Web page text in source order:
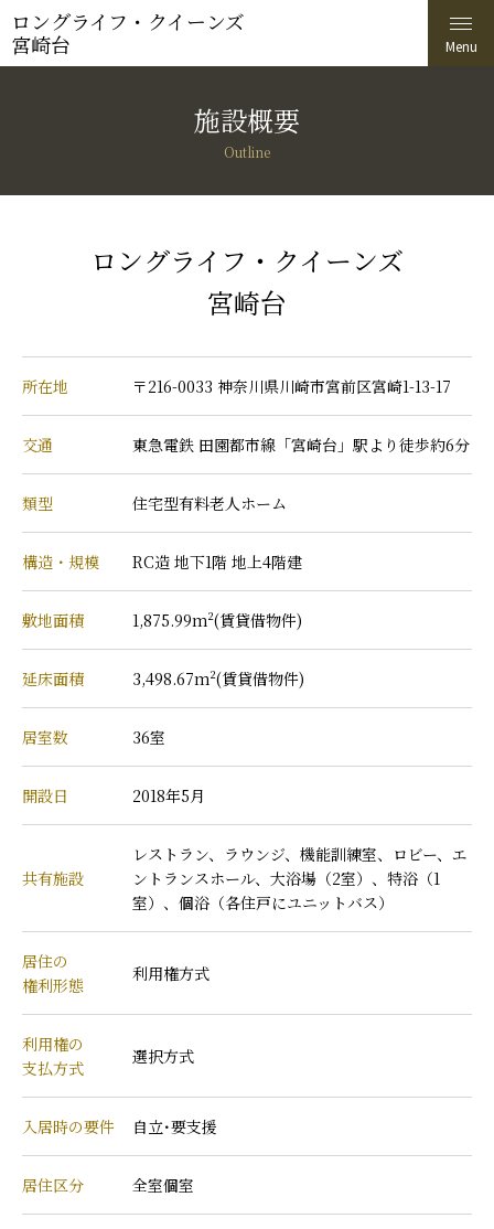
ロングライフ・クイーンズ
宮崎台
施設概要
Outline
ロングライフ・クイーンズ
宮崎台
所在地 〒216-0033 神奈川県川崎市宮前区宮崎1-13-17
交通 東急電鉄 田園都市線「宮崎台」駅より徒歩約6分
類型 住宅型有料老人ホーム
構造・規模 RC造 地下1階 地上4階建
敷地面積 1,875.99m²(賃貸借物件)
延床面積 3,498.67m²(賃貸借物件)
居室数 36室
開設日 2018年5月
共有施設
レストラン、ラウンジ、機能訓練室、ロビー、エ
ントランスホール、大浴場（2室）、特浴（1
室）、個浴（各住戸にユニットバス）
居住の
権利形態
利用権方式
利用権の
支払方式
選択方式
入居時の要件 自立･要支援
居住区分 全室個室